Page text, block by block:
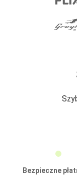
Bezpieczne